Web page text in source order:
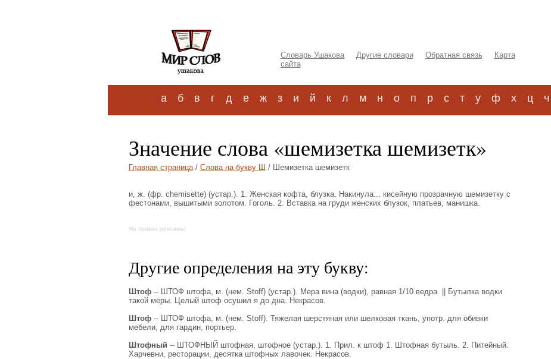
Словарь Ушакова Другие словари Обратная связь
Карта
сайта
а б в г д е ж з и й к л м н о п р с т у ф х ц ч
Значение слова «шемизетка шемизетк»
Главная страница/ Слова на букву Ш / Шемизетка шемизетк
и, ж. (фр. chemisette) (устар.). 1. Женская кофта, блузка. Накинула... кисейную прозрачную шемизетку с
фестонами, вышитыми золотом. Гоголь. 2. Вставка на груди женских блузок, платьев, манишка.
На правах рекламы:
Другие определения на эту букву:
Штоф-- ШТОФ штофа, м. (нем. Stoff) (устар.). Мера вина (водки), равная 1/10 ведра. || Бутылка водки
такой меры. Целый штоф осушил я до дна. Некрасов.
Штоф-- ШТОФ штофа, м. (нем. Stoff). Тяжелая шерстяная или шелковая ткань, употр. для обивки
мебели, для гардин, портьер.
Штофный -- ШТОФНЫЙ штофная, штофное (устар.). 1. Прил. к штоф 1. Штофная бутыль. 2. Питейный.
Харчевни, ресторации, десятка штофных лавочек. Некрасов.